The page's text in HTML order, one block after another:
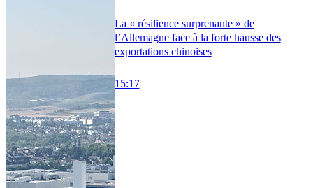
La « résilience surprenante » de
l’Allemagne face à la forte hausse des
exportations chinoises
15:17